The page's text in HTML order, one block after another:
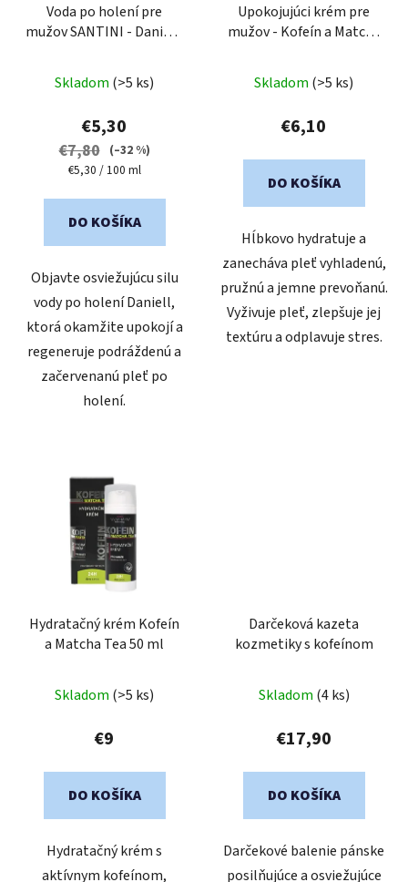
Voda po holení pre
mužov SANTINI - Daniell,
hodnotenie
produktu
je
5,0
5
Skladom (>5 ks)
€5,30
€7,80
(–32 %)
Jednotková
€5,30 / 100 ml
DO KOŠÍKA
Objavte osviežujúcu silu
vody po holení Daniell,
ktorá okamžite upokojí a
regeneruje podráždenú a
začervenanú pleť po
holení.
Upokojujúci krém pre
mužov - Kofeín a Matcha
Skladom (>5 ks)
€6,10
DO KOŠÍKA
Hĺbkovo hydratuje a
zanecháva pleť vyhladenú,
pružnú a jemne prevoňanú.
Vyživuje pleť, zlepšuje jej
textúru a odplavuje stres.
Hydratačný krém Kofeín
a Matcha Tea 50 ml
Skladom (>5 ks)
€9
DO KOŠÍKA
Hydratačný krém s
aktívnym kofeínom,
Darčeková kazeta
kozmetiky s kofeínom
Skladom (4 ks)
€17,90
DO KOŠÍKA
Darčekové balenie pánske
posilňujúce a osviežujúce